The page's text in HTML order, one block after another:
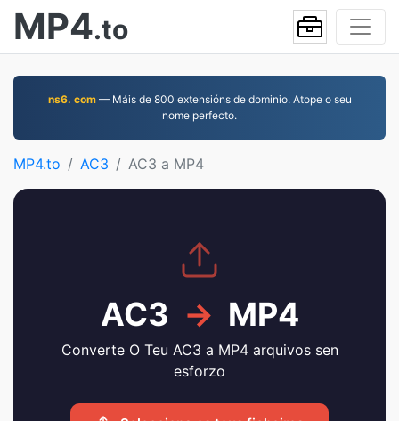
MP4.to
ns6. com— Máis de 800 extensións de dominio. Atope o seu
nome perfecto.
MP4.to AC3 AC3 a MP4
AC3 → MP4
Converte O Teu AC3 a MP4 arquivos sen
esforzo